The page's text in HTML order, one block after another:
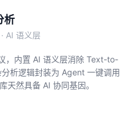
析
AI 语义层
，内置 AI 语义层消除 Text-to-
析逻辑封装为 Agent 一键调用
天然具备 AI 协同基因。